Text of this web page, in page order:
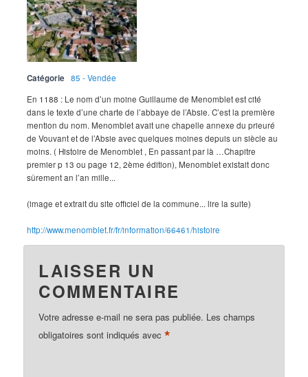
Catégorie
85 - Vendée
En 1188 : Le nom d’un moine Guillaume de Menomblet est cité
dans le texte d’une charte de l’abbaye de l’Absie. C’est la première
mention du nom. Menomblet avait une chapelle annexe du prieuré
de Vouvant et de l’Absie avec quelques moines depuis un siècle au
moins. ( Histoire de Menomblet , En passant par là …Chapitre
premier p 13 ou page 12, 2ème édition), Menomblet existait donc
sûrement an l’an mille...
(image et extrait du site officiel de la commune... lire la suite)
http://www.menomblet.fr/fr/information/66461/histoire
LAISSER UN
COMMENTAIRE
Votre adresse e-mail ne sera pas publiée. Les champs
obligatoires sont indiqués avec*